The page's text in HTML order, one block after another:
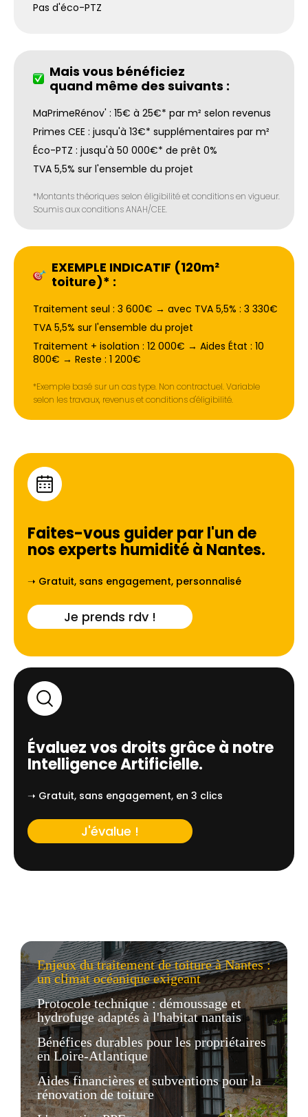
Pas d'éco-PTZ
Mais vous bénéficiez
quand même des suivants :
MaPrimeRénov' : 15€ à 25€* par m² selon revenus
Primes CEE : jusqu'à 13€* supplémentaires par m²
Éco-PTZ : jusqu'à 50 000€* de prêt 0%
TVA 5,5% sur l'ensemble du projet
*Montants théoriques selon éligibilité et conditions en vigueur.
Soumis aux conditions ANAH/CEE.
EXEMPLE INDICATIF (120m²
toiture)* :
Traitement seul : 3 600€ → avec TVA 5,5% : 3 330€
TVA 5,5% sur l'ensemble du projet
Traitement + isolation : 12 000€ → Aides État : 10
800€ → Reste : 1 200€
*Exemple basé sur un cas type. Non contractuel. Variable
selon les travaux, revenus et conditions d'éligibilité.
Faites-vous guider par l'un de
nos experts humidité à Nantes.
➝ Gratuit, sans engagement, personnalisé
Je prends rdv !
Évaluez vos droits grâce à notre
Intelligence Artificielle.
➝ Gratuit, sans engagement, en 3 clics
J'évalue !
Enjeux du traitement de toiture à Nantes :
un climat océanique exigeant
Protocole technique : démoussage et
hydrofuge adaptés à l'habitat nantais
Bénéfices durables pour les propriétaires
en Loire-Atlantique
Aides financières et subventions pour la
rénovation de toiture